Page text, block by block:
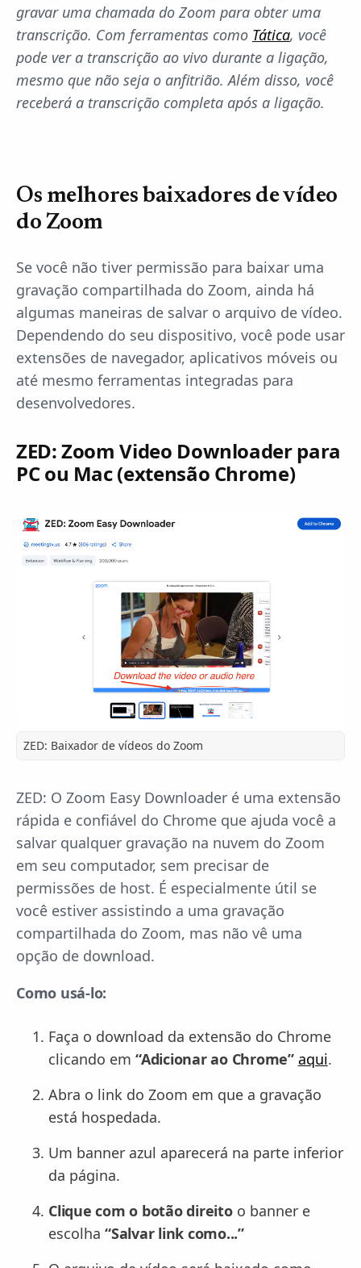
gravar uma chamada do Zoom para obter uma
transcrição. Com ferramentas como Tática, você
pode ver a transcrição ao vivo durante a ligação,
mesmo que não seja o anfitrião. Além disso, você
receberá a transcrição completa após a ligação.
Os melhores baixadores de vídeo
do Zoom
Se você não tiver permissão para baixar uma
gravação compartilhada do Zoom, ainda há
algumas maneiras de salvar o arquivo de vídeo.
Dependendo do seu dispositivo, você pode usar
extensões de navegador, aplicativos móveis ou
até mesmo ferramentas integradas para
desenvolvedores.
ZED: Zoom Video Downloader para
PC ou Mac (extensão Chrome)
ZED: Baixador de vídeos do Zoom
ZED: O Zoom Easy Downloader é uma extensão
rápida e confiável do Chrome que ajuda você a
salvar qualquer gravação na nuvem do Zoom
em seu computador, sem precisar de
permissões de host. É especialmente útil se
você estiver assistindo a uma gravação
compartilhada do Zoom, mas não vê uma
opção de download.
Como usá-lo:
Faça o download da extensão do Chrome
clicando em “Adicionar ao Chrome” aqui.
Abra o link do Zoom em que a gravação
está hospedada.
Um banner azul aparecerá na parte inferior
da página.
Clique com o botão direitoo banner e
escolha “Salvar link como...”